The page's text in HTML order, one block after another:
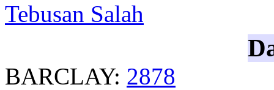
Tebusan Salah
BARCLAY: 2878